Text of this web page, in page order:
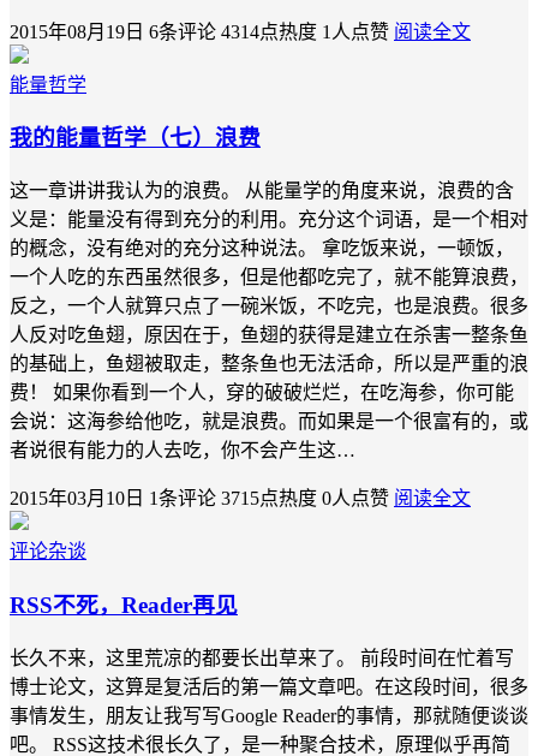
2015年08月19日 6条评论 4314点热度 1人点赞 阅读全文
能量哲学
我的能量哲学（七）浪费
这一章讲讲我认为的浪费。 从能量学的角度来说，浪费的含
义是：能量没有得到充分的利用。充分这个词语，是一个相对
的概念，没有绝对的充分这种说法。 拿吃饭来说，一顿饭，
一个人吃的东西虽然很多，但是他都吃完了，就不能算浪费，
反之，一个人就算只点了一碗米饭，不吃完，也是浪费。很多
人反对吃鱼翅，原因在于，鱼翅的获得是建立在杀害一整条鱼
的基础上，鱼翅被取走，整条鱼也无法活命，所以是严重的浪
费！ 如果你看到一个人，穿的破破烂烂，在吃海参，你可能
会说：这海参给他吃，就是浪费。而如果是一个很富有的，或
者说很有能力的人去吃，你不会产生这…
2015年03月10日 1条评论 3715点热度 0人点赞 阅读全文
评论杂谈
RSS不死，Reader再见
长久不来，这里荒凉的都要长出草来了。 前段时间在忙着写
博士论文，这算是复活后的第一篇文章吧。在这段时间，很多
事情发生，朋友让我写写Google Reader的事情，那就随便谈谈
吧。 RSS这技术很长久了，是一种聚合技术，原理似乎再简